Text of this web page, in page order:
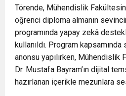
Törende, Mühendislik
öğrenci diploma almanın
programında yapay zekâ
kullanıldı. Program kapsamında
anonsu yapılırken, Mühendislik
Dr. Mustafa Bayram’ın dijital
hazırlanan içerikle mezunlara